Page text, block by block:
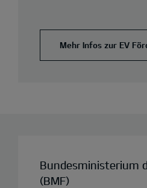
Mehr Infos zur EV
Bundesministerium
(BMF)